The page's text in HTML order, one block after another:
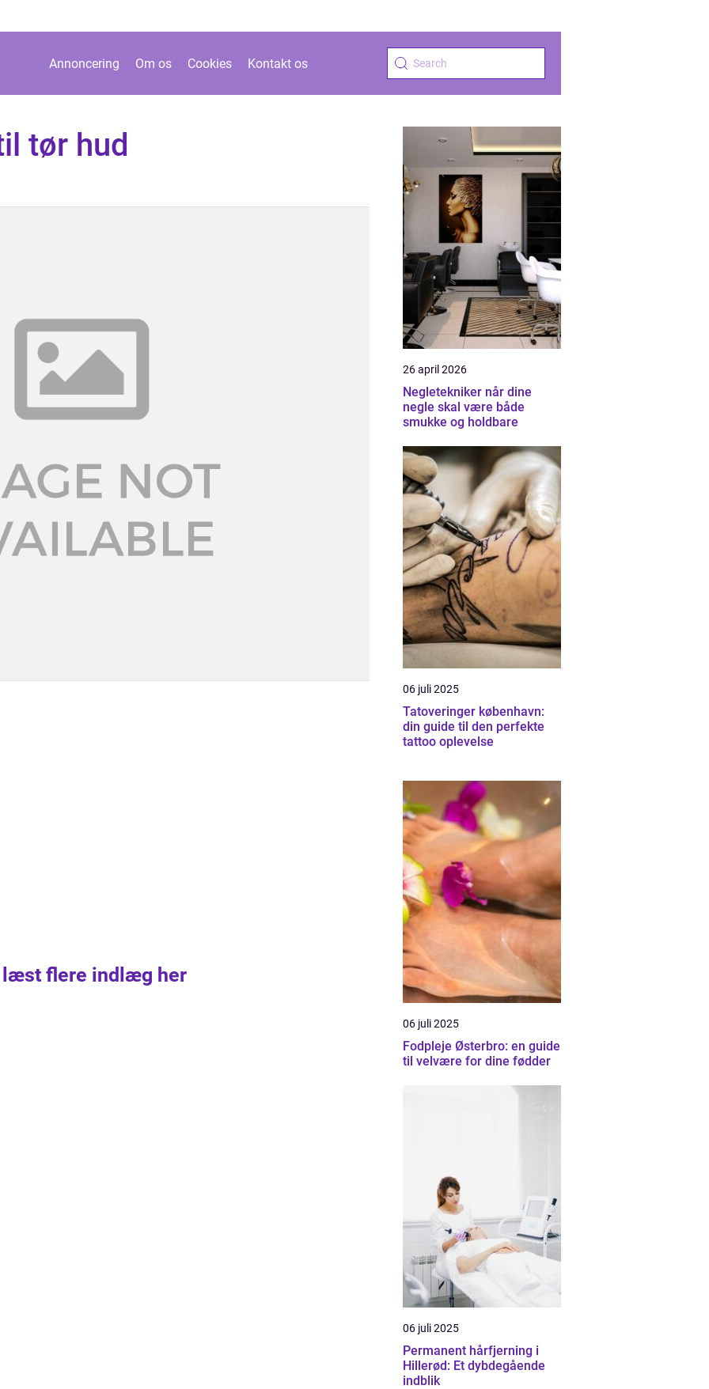
Annoncering Om os Cookies Kontakt os
tør hud
læst flere indlæg her
26 april 2026
Negletekniker når dine
negle skal være både
smukke og holdbare
06 juli 2025
Tatoveringer københavn:
din guide til den perfekte
tattoo oplevelse
06 juli 2025
Fodpleje Østerbro: en guide
til velvære for dine fødder
06 juli 2025
Permanent hårfjerning i
Hillerød: Et dybdegående
indblik